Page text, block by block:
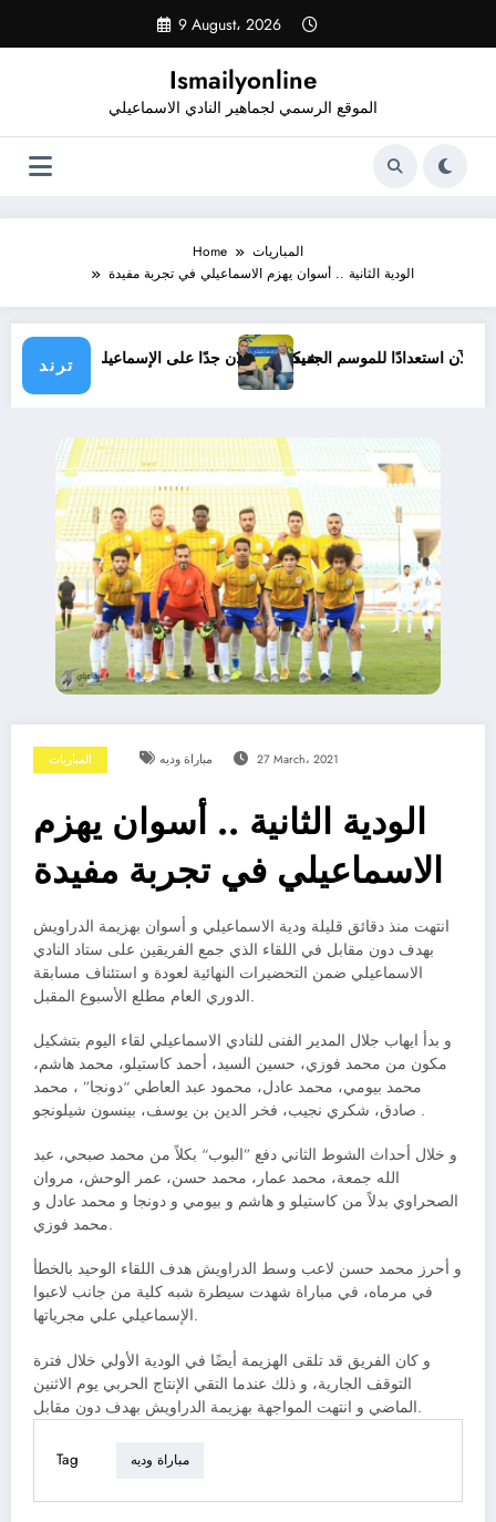
content
9 August، 2026
Ismailyonline
الموقع الرسمي لجماهير النادي الاسماعيلي
Home
المباريات
الودية الثانية .. أسوان يهزم الاسماعيلي في تجربة مفيدة
ترند
شيكابالا: زعلان جدًا على الإسماعيلي..حتى الآن استعدادًا للموسم الجديد
المباريات مباراة وديه 27 March، 2021
الودية الثانية .. أسوان يهزم
الاسماعيلي في تجربة مفيدة
انتهت منذ دقائق قليلة ودية الاسماعيلي و أسوان بهزيمة الدراويش
بهدف دون مقابل في اللقاء الذي جمع الفريقين على ستاد النادي
الاسماعيلي ضمن التحضيرات النهائية لعودة و استئناف مسابقة
الدوري العام مطلع الأسبوع المقبل.
و بدأ ايهاب جلال المدير الفنى للنادي الاسماعيلي لقاء اليوم بتشكيل
مكون من محمد فوزي، حسين السيد، أحمد كاستيلو، محمد هاشم،
محمد بيومي، محمد عادل، محمود عبد العاطي “دونجا” ، محمد
صادق، شكري نجيب، فخر الدين بن يوسف، بينسون شيلونجو .
و خلال أحداث الشوط الثاني دفع ”البوب“ بكلاً من محمد صبحي، عبد
الله جمعة، محمد عمار، محمد حسن، عمر الوحش، مروان
الصحراوي بدلاً من كاستيلو و هاشم و بيومي و دونجا و محمد عادل و
محمد فوزي.
و أحرز محمد حسن لاعب وسط الدراويش هدف اللقاء الوحيد بالخطأ
في مرماه، في مباراة شهدت سيطرة شبه كلية من جانب لاعبوا
الإسماعيلي علي مجرياتها.
و كان الفريق قد تلقى الهزيمة أيضًا في الودية الأولي خلال فترة
التوقف الجارية، و ذلك عندما التقي الإنتاج الحربي يوم الاثنين
الماضي و انتهت المواجهة بهزيمة الدراويش بهدف دون مقابل.
Tag مباراة وديه